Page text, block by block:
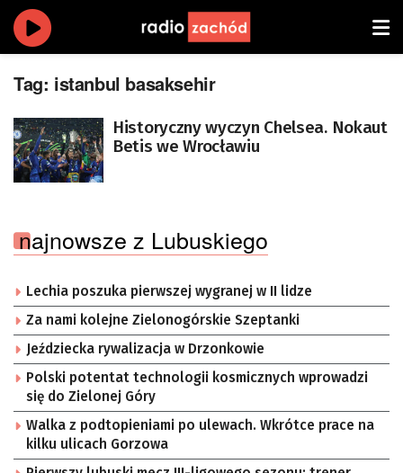
Tag: istanbul basaksehir
Historyczny wyczyn Chelsea. Nokaut
Betis we Wrocławiu
najnowsze z Lubuskiego
Lechia poszuka pierwszej wygranej w II lidze
Za nami kolejne Zielonogórskie Szeptanki
Jeździecka rywalizacja w Drzonkowie
Polski potentat technologii kosmicznych wprowadzi
się do Zielonej Góry
Walka z podtopieniami po ulewach. Wkrótce prace na
kilku ulicach Gorzowa